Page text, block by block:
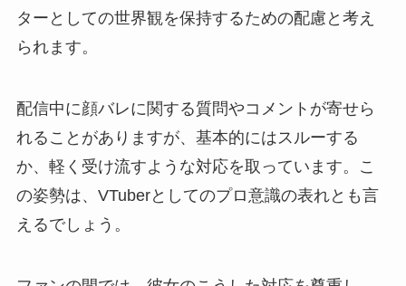
ターとしての世界観を保持するための配慮と考え
られます。
配信中に顔バレに関する質問やコメントが寄せら
れることがありますが、基本的にはスルーする
か、軽く受け流すような対応を取っています。こ
の姿勢は、VTuberとしてのプロ意識の表れとも言
えるでしょう。